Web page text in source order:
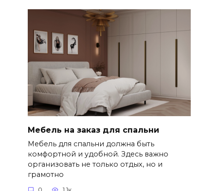
Мебель на заказ для спальни
Мебель для спальни должна быть
комфортной и удобной. Здесь важно
организовать не только отдых, но и
грамотно